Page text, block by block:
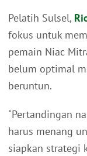
Pelatih Sulsel,
fokus untuk
pemain Niac
belum optimal
beruntun.
"Pertandingan
harus menang
siapkan strategi